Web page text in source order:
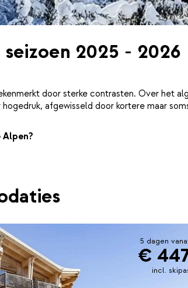
2025 - 2026
door sterke contrasten. Over het
afgewisseld door kortere maar
Alpen?
5 dagen
€
incl.